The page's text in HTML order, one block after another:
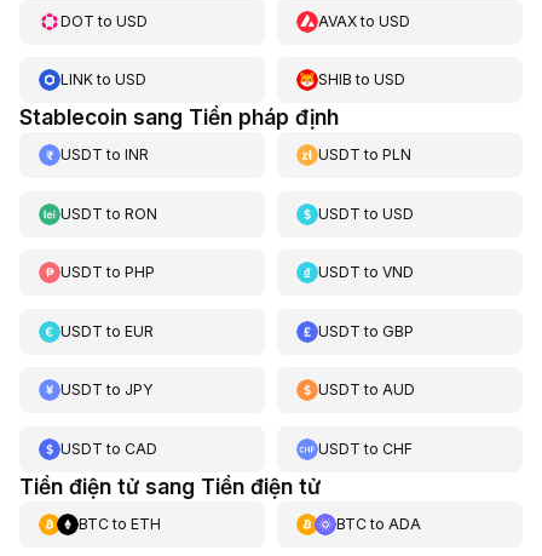
DOT to USD AVAXtoUSD
LINKto USD SHIB toUSD
Stablecoin sang Tiền pháp định
USDT to INR USDT toPLN
USDT to RON USDT toUSD
USDT to PHP USDT toVND
USDT to EUR USDT toGBP
USDT to JPY USDT toAUD
USDT to CAD USDT toCHF
Tiền điện tử sang Tiền điện tử
BTCto ETH BTCto ADA